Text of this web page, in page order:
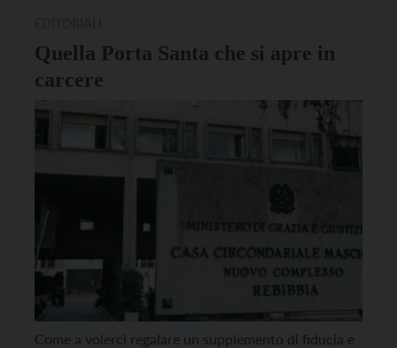
Quella Porta Santa che si apre in
carcere
Come a volerci regalare un supplemento di fiducia e